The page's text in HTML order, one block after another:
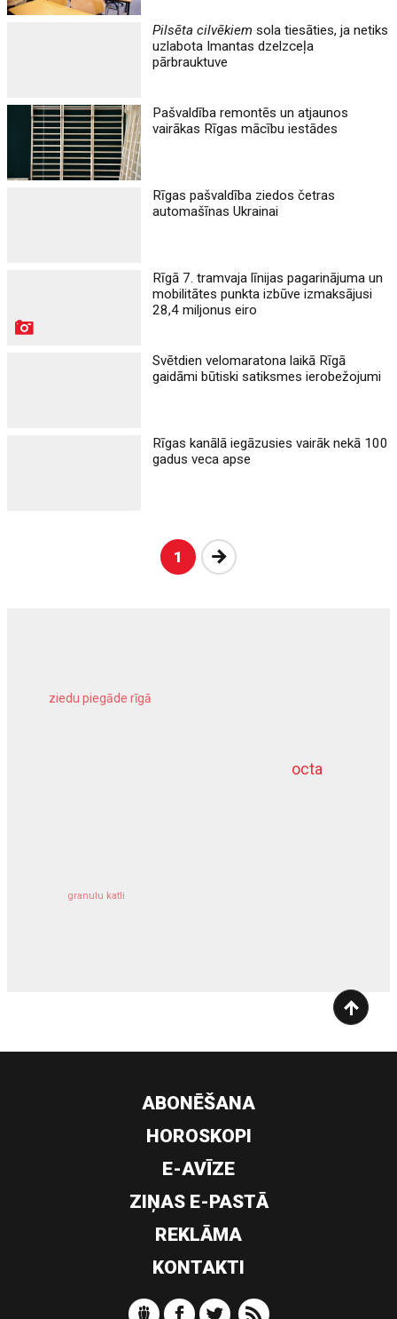
Pilsēta cilvēkiem sola tiesāties, ja netiks
uzlabota Imantas dzelzceļa
pārbrauktuve
Pašvaldība remontēs un atjaunos
vairākas Rīgas mācību iestādes
Rīgas pašvaldība ziedos četras
automašīnas Ukrainai
Rīgā 7. tramvaja līnijas pagarinājuma un
mobilitātes punkta izbūve izmaksājusi
28,4 miljonus eiro
Svētdien velomaratona laikā Rīgā
gaidāmi būtiski satiksmes ierobežojumi
Rīgas kanālā iegāzusies vairāk nekā 100
gadus veca apse
1 Nākošā
octa
ziedu piegāde rīgā
granulu katli
dziļurbums
ABONĒŠANA
HOROSKOPI
E-AVĪZE
ZIŅAS E-PASTĀ
REKLĀMA
KONTAKTI